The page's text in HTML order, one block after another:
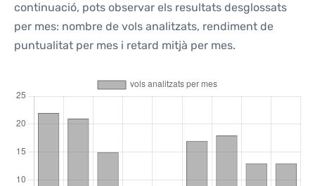
continuació, pots observar els resultats desglossats
per mes: nombre de vols analitzats, rendiment de
puntualitat per mes i retard mitjà per mes.